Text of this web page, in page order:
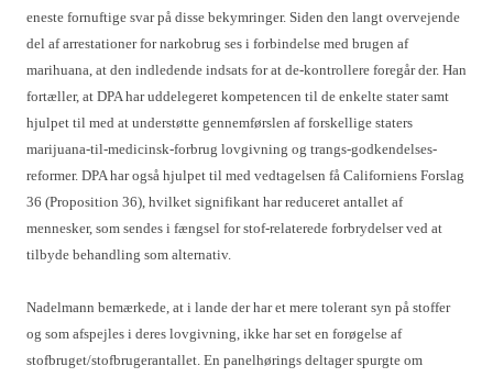
eneste fornuftige svar på disse bekymringer. Siden den langt overvejende
del af arrestationer for narkobrug ses i forbindelse med brugen af
marihuana, at den indledende indsats for at de-kontrollere foregår der. Han
fortæller, at DPA har uddelegeret kompetencen til de enkelte stater samt
hjulpet til med at understøtte gennemførslen af forskellige staters
marijuana-til-medicinsk-forbrug lovgivning og trangs-godkendelses-
reformer. DPA har også hjulpet til med vedtagelsen få Californiens Forslag
36 (Proposition 36), hvilket signifikant har reduceret antallet af
mennesker, som sendes i fængsel for stof-relaterede forbrydelser ved at
tilbyde behandling som alternativ.
Nadelmann bemærkede, at i lande der har et mere tolerant syn på stoffer
og som afspejles i deres lovgivning, ikke har set en forøgelse af
stofbruget/stofbrugerantallet. En panelhørings deltager spurgte om